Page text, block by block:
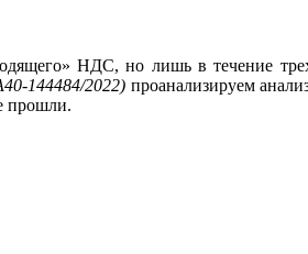
НДС, но лишь в течение
144484/2022) проанализируем
прошли.